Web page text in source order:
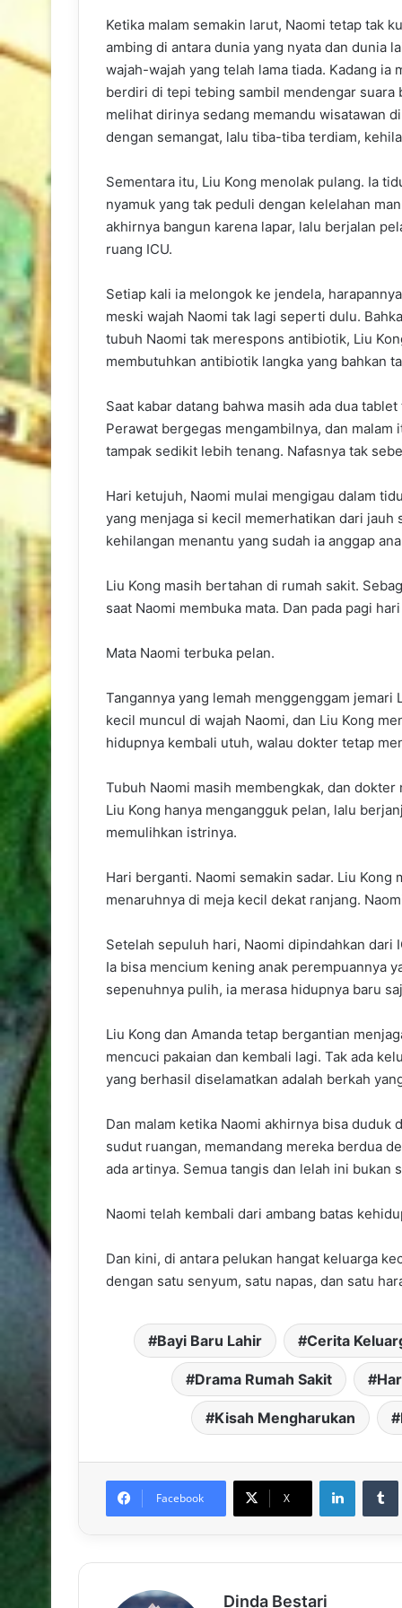
Ketika malam semakin larut, Naomi tetap tak
ambing di antara dunia yang nyata dan dunia
wajah-wajah yang telah lama tiada. Kadang
berdiri di tepi tebing sambil mendengar suara
melihat dirinya sedang memandu wisatawan
dengan semangat, lalu tiba-tiba terdiam,
Sementara itu, Liu Kong menolak pulang. Ia
nyamuk yang tak peduli dengan kelelahan
akhirnya bangun karena lapar, lalu berjalan
ruang ICU.
Setiap kali ia melongok ke jendela,
meski wajah Naomi tak lagi seperti dulu.
tubuh Naomi tak merespons antibiotik, Liu
membutuhkan antibiotik langka yang bahkan
Saat kabar datang bahwa masih ada dua
Perawat bergegas mengambilnya, dan
tampak sedikit lebih tenang. Nafasnya tak
Hari ketujuh, Naomi mulai mengigau dalam
yang menjaga si kecil memerhatikan dari
kehilangan menantu yang sudah ia anggap
Liu Kong masih bertahan di rumah sakit.
saat Naomi membuka mata. Dan pada pagi
Mata Naomi terbuka pelan.
Tangannya yang lemah menggenggam
kecil muncul di wajah Naomi, dan Liu Kong
hidupnya kembali utuh, walau dokter tetap
Tubuh Naomi masih membengkak, dan
Liu Kong hanya mengangguk pelan, lalu
memulihkan istrinya.
Hari berganti. Naomi semakin sadar. Liu
menaruhnya di meja kecil dekat ranjang.
Setelah sepuluh hari, Naomi dipindahkan dari
Ia bisa mencium kening anak perempuannya
sepenuhnya pulih, ia merasa hidupnya baru
Liu Kong dan Amanda tetap bergantian
mencuci pakaian dan kembali lagi. Tak ada
yang berhasil diselamatkan adalah berkah
Dan malam ketika Naomi akhirnya bisa
sudut ruangan, memandang mereka berdua
ada artinya. Semua tangis dan lelah ini bukan
Naomi telah kembali dari ambang batas
Dan kini, di antara pelukan hangat keluarga
dengan satu senyum, satu napas, dan satu
Bayi Baru Lahir Cerita
Drama Rumah Sakit
Kisah Mengharukan
Facebook X
LinkedIn
Dinda Bestari